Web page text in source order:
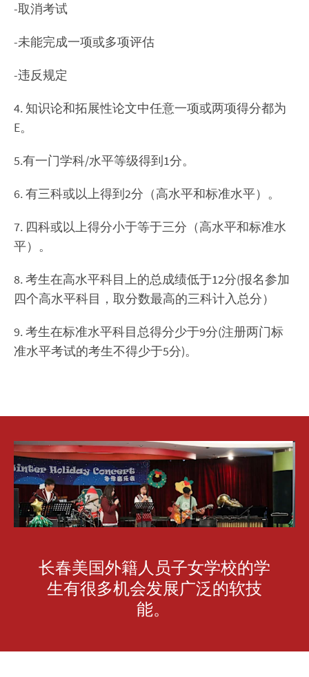
-取消考试
-未能完成一项或多项评估
-违反规定
4. 知识论和拓展性论文中任意一项或两项得分都为
E。
5.有一门学科/水平等级得到1分。
6. 有三科或以上得到2分（高水平和标准水平）。
7. 四科或以上得分小于等于三分（高水平和标准水
平）。
8. 考生在高水平科目上的总成绩低于12分(报名参加
四个高水平科目，取分数最高的三科计入总分）
9. 考生在标准水平科目总得分少于9分(注册两门标
准水平考试的考生不得少于5分)。
长春美国外籍人员子女学校的学
生有很多机会发展广泛的软技
能。